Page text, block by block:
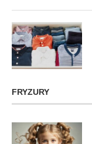
FRYZURY